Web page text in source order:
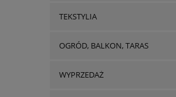
TEKSTYLIA
OGRÓD, BALKON, TARAS
WYPRZEDAŻ